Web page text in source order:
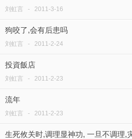
刘虹言 - 2011-3-16
狗咬了,会有后患吗
刘虹言 - 2011-2-24
投資飯店
刘虹言 - 2011-2-23
流年
刘虹言 - 2011-2-23
生死攸关时,调理显神功, 一旦不调理,